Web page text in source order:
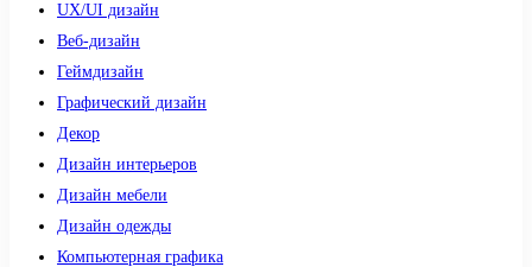
UX/UI дизайн
Веб-дизайн
Геймдизайн
Графический дизайн
Декор
Дизайн интерьеров
Дизайн мебели
Дизайн одежды
Компьютерная графика